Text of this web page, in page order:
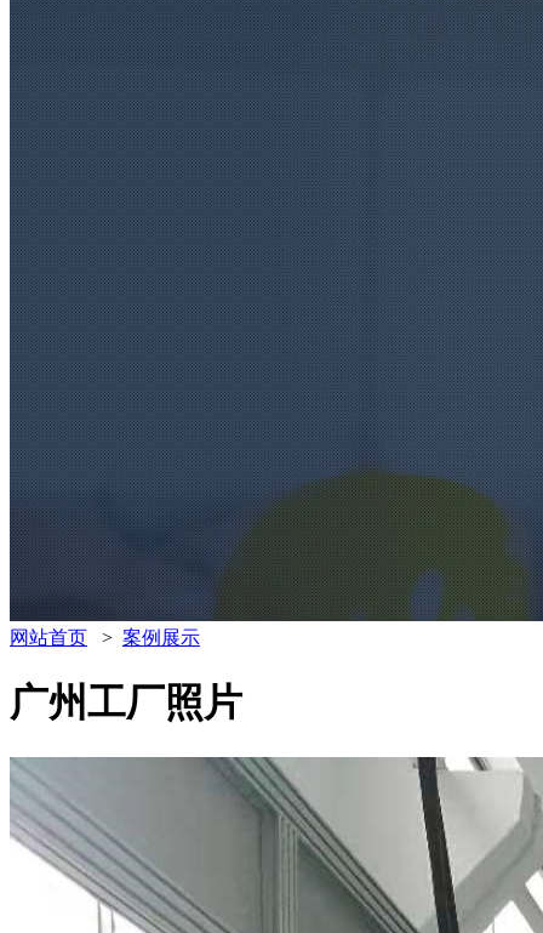
网站首页 > 案例展示
广州工厂照片